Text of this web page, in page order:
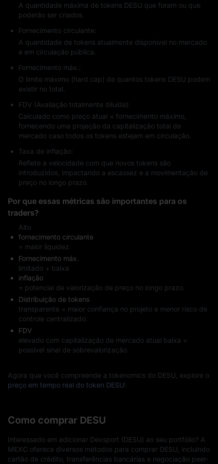
A quantidade máxima de tokens DESU que foram ou que
poderão ser criados.
Fornecimento circulante:
A quantidade de tokens atualmente disponível no mercado
e em circulação pública.
Fornecimento máx.:
O limite máximo (hard cap) de quantos tokens DESU podem
existir no total.
FDV (Avaliação totalmente diluída):
Calculado como preço atual × fornecimento máximo,
fornecendo uma projeção da capitalização total de
mercado caso todos os tokens estejam em circulação.
Taxa de inflação:
Reflete a velocidade com que novos tokens são
introduzidos, impactando a escassez e a movimentação de
preço no longo prazo.
Por que essas métricas são importantes para os
traders?
Alto
fornecimento circulante
= maior liquidez.
Fornecimento máx.
limitado + baixa
inflação
= potencial de valorização de preço no longo prazo.
Distribuição de tokens
transparente = maior confiança no projeto e menor risco de
controle centralizado.
FDV
elevado com capitalização de mercado atual baixa =
possível sinal de sobrevalorização.
Agora que você compreende a tokenomics do DESU, explore o
preço em tempo real do token DESU!
Como comprar DESU
Interessado em adicionar Dexsport (DESU) ao seu portfólio? A
MEXC oferece diversos métodos para comprar DESU, incluindo
cartão de crédito, transferências bancárias e negociação peer-